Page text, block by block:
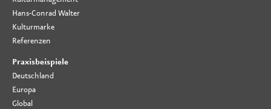
Hans-Conrad Walter
Kulturmarke
Referenzen
Praxisbeispiele
Deutschland
Europa
Global